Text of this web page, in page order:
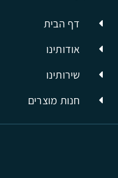
דף הבית
אודותינו
שירותינו
חנות מוצרים